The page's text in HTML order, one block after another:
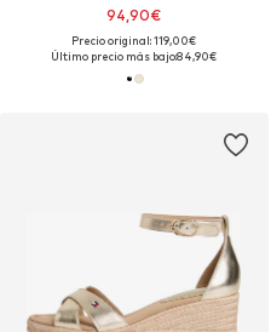
94,90€
Precio original: 119,00€
Último precio más bajo:84,90€